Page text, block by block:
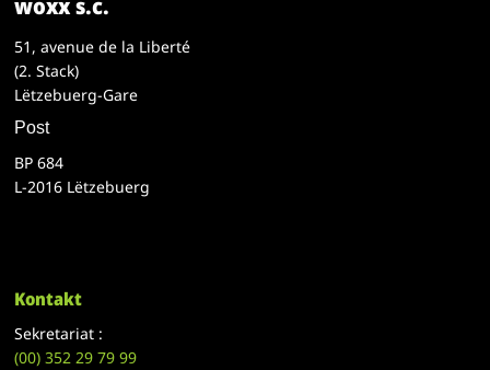
woxx s.c.
51, avenue de la Liberté
(2. Stack)
Lëtzebuerg-Gare
Post
BP 684
L-2016 Lëtzebuerg
Kontakt
Sekretariat :
(00)352 29 79 99